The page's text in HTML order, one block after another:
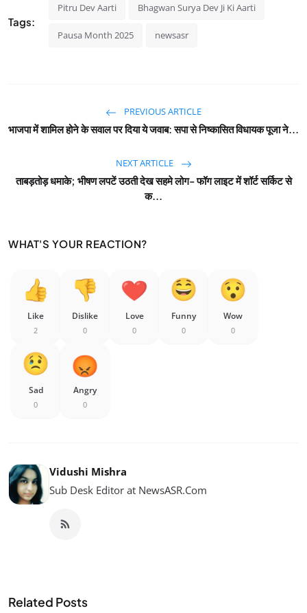
Tags:
Pitru Dev Aarti Bhagwan Surya Dev Ji Ki Aarti
Pausa Month 2025 newsasr
PREVIOUS ARTICLE
भाजपा में शामिल होने के सवाल पर दिया ये जवाब: सपा से निष्कासित विधायक पूजा ने...
NEXT ARTICLE
ताबड़तोड़ धमाके; भीषण लपटें उठती देख सहमे लोग- फॉग लाइट में शॉर्ट सर्किट से
क...
WHAT'S YOUR REACTION?
Like
2
Dislike
0
Love
0
Funny
0
Wow
0
Sad
0
Angry
0
Vidushi Mishra
Sub Desk Editor at NewsASR.Com
Related Posts